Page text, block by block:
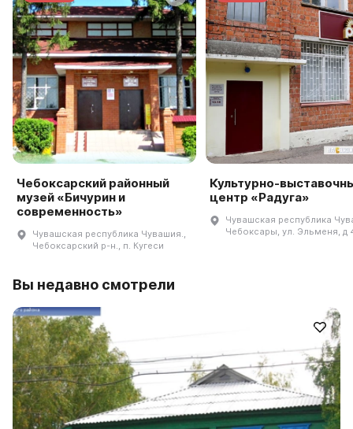
Чебоксарский районный
музей «Бичурин и
современность»
Чувашская республика Чувашия.,
Чебоксарский р-н., п. Кугеси
Культурно-
центр «Радуга»
Чувашская республика
Чебоксары, ул. Эльменя, д
Вы недавно смотрели